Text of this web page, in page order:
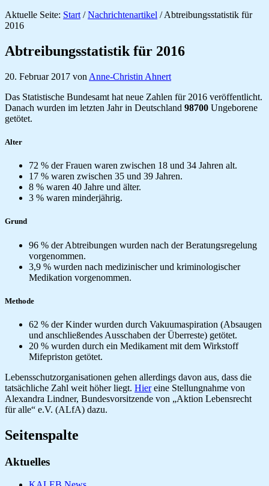
Aktuelle Seite: Start / Nachrichtenartikel /Abtreibungsstatistik für
2016
Abtreibungsstatistik für 2016
20. Februar 2017 von Anne-Christin Ahnert
Das Statistische Bundesamt hat neue Zahlen für 2016 veröffentlicht.
Danach wurden im letzten Jahr in Deutschland 98700 Ungeborene
getötet.
Alter
72 % der Frauen waren zwischen 18 und 34 Jahren alt.
17 % waren zwischen 35 und 39 Jahren.
8 % waren 40 Jahre und älter.
3 % waren minderjährig.
Grund
96 % der Abtreibungen wurden nach der Beratungsregelung
vorgenommen.
3,9 % wurden nach medizinischer und kriminologischer
Medikation vorgenommen.
Methode
62 % der Kinder wurden durch Vakuumaspiration (Absaugen
und anschließendes Ausschaben der Überreste) getötet.
20 % wurden durch ein Medikament mit dem Wirkstoff
Mifepriston getötet.
Lebensschutzorganisationen gehen allerdings davon aus, dass die
tatsächliche Zahl weit höher liegt. Hiereine Stellungnahme von
Alexandra Lindner, Bundesvorsitzende von „Aktion Lebensrecht
für alle“ e.V. (ALfA) dazu.
Seitenspalte
Aktuelles